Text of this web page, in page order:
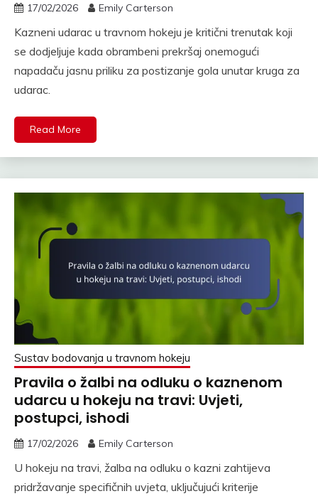
17/02/2026 Emily Carterson
Kazneni udarac u travnom hokeju je kritični trenutak koji
se dodjeljuje kada obrambeni prekršaj onemogući
napadaču jasnu priliku za postizanje gola unutar kruga za
udarac.
Read More
Sustav bodovanja u travnom hokeju
Pravila o žalbi na odluku o kaznenom
udarcu u hokeju na travi: Uvjeti,
postupci, ishodi
17/02/2026 Emily Carterson
U hokeju na travi, žalba na odluku o kazni zahtijeva
pridržavanje specifičnih uvjeta, uključujući kriterije